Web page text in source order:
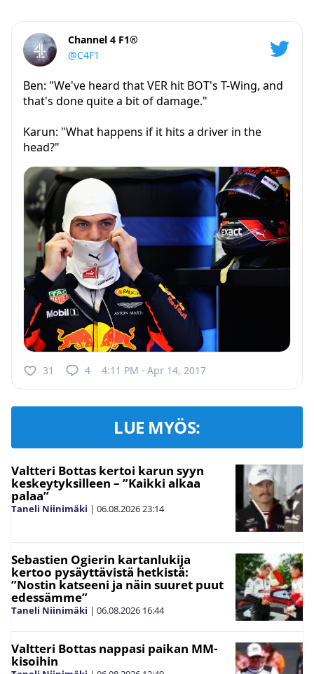
Channel 4 F1®
@C4F1
Ben: "We've heard that VER hit BOT's T-Wing, and
that's done quite a bit of damage."
Karun: "What happens if it hits a driver in the
head?"
31 4 4:11 PM · Apr 14, 2017
LUE MYÖS:
Valtteri Bottas kertoi karun syyn
keskeytyksilleen – ”Kaikki alkaa
palaa”
Taneli Niinimäki | 06.08.202623:14
Sebastien Ogierin kartanlukija
kertoo pysäyttävistä hetkistä:
”Nostin katseeni ja näin suuret puut
edessämme”
Taneli Niinimäki | 06.08.2026 16:44
Valtteri Bottas nappasi paikan MM-
kisoihin